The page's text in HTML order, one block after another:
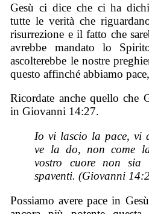
Gesù ci dice che ci ha
tutte le verità che
risurrezione e il fatto che
avrebbe mandato lo
ascolterebbe le nostre
questo affinché abbiamo
Ricordate anche quello che
in Giovanni 14:27.
Io vi lascio la pace, vi
ve la do, non come
vostro cuore non
spaventi. (Giovanni
Possiamo avere pace in